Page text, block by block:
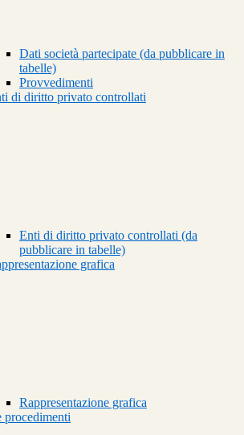
Dati società partecipate (da pubblicare in
tabelle)
Provvedimenti
di diritto privato controllati
Enti di diritto privato controllati (da
pubblicare in tabelle)
grafica
Rappresentazione grafica
procedimenti